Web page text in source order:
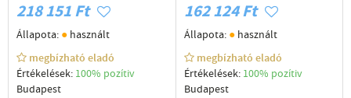
218 151 Ft
Állapota: ● használt
megbízható eladó
Értékelések: 100% pozítiv
Budapest
162 124 Ft
Állapota: ●használt
megbízható eladó
Értékelések: 100% pozítiv
Budapest